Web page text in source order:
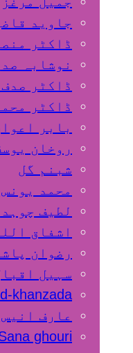
جاوید
ڈاکٹر
نوشابہ
ڈاکٹر صدف
ڈاکٹر
بابر
روخان
شبنم گل
محمد
لطیف
اشفاق
رضوان
سہیل
khanzada
عارف
ghouri